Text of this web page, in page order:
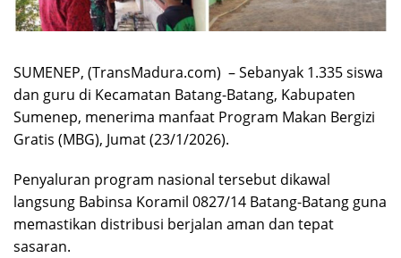
SUMENEP, (TransMadura.com) – Sebanyak 1.335 siswa
dan guru di Kecamatan Batang-Batang, Kabupaten
Sumenep, menerima manfaat Program Makan Bergizi
Gratis (MBG), Jumat (23/1/2026).
Penyaluran program nasional tersebut dikawal
langsung Babinsa Koramil 0827/14 Batang-Batang guna
memastikan distribusi berjalan aman dan tepat
sasaran.